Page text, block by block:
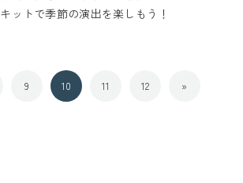
ットで季節の演出を楽しもう！
9 10 11 12 »